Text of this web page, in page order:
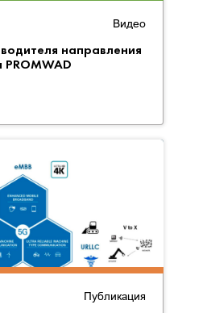
Видео
направления
PROMWAD
Публикация